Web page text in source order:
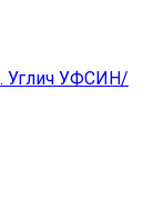
Углич УФСИН/